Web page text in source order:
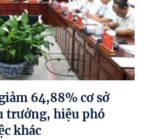
64,88% cơ sở
trưởng, hiệu phó
khác